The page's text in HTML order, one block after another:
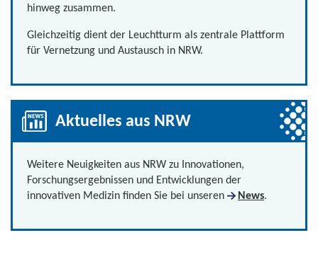
hinweg zusammen.
Gleichzeitig dient der Leuchtturm als zentrale Plattform
für Vernetzung und Austausch in NRW.
Aktuelles aus NRW
Weitere Neuigkeiten aus NRW zu Innovationen,
Forschungsergebnissen und Entwicklungen der
innovativen Medizin finden Sie bei unseren
News.